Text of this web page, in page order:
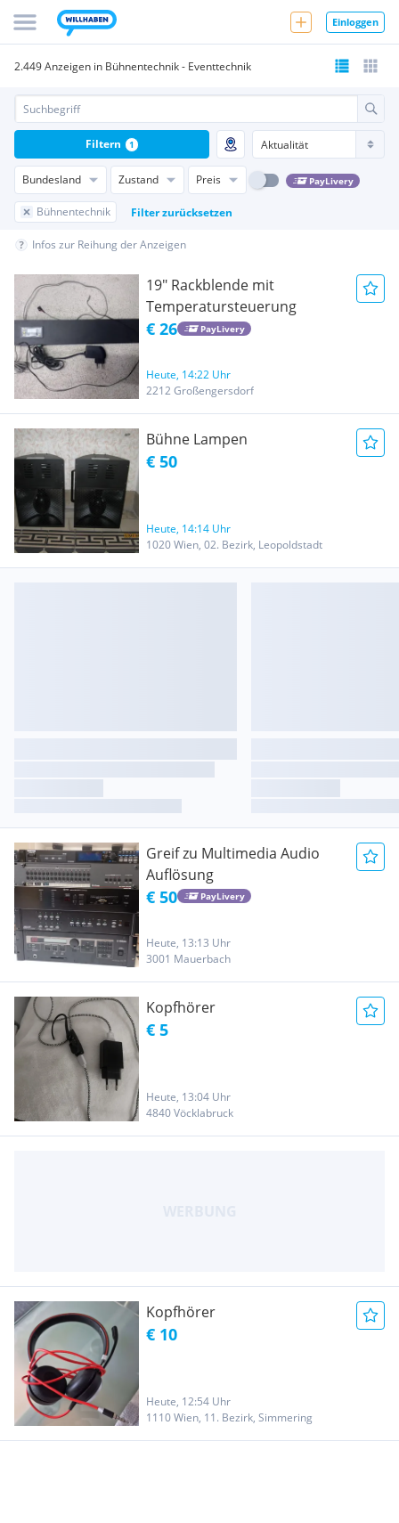
Einloggen
2.449 Anzeigen in Bühnentechnik - Eventtechnik
Bundesland Zustand Preis PayLivery
Bühnentechnik Filter zurücksetzen
Filtern 1
Infos zur Reihung der Anzeigen
19" Rackblende mit
Temperatursteuerung
€ 26 PayLivery
Heute, 14:22 Uhr
2212 Großengersdorf
Bühne Lampen
€ 50
Heute, 14:14 Uhr
1020 Wien, 02. Bezirk, Leopoldstadt
Greif zu Multimedia Audio
Auflösung
€ 50 PayLivery
Heute, 13:13 Uhr
3001 Mauerbach
Kopfhörer
€ 5
Heute, 13:04 Uhr
4840 Vöcklabruck
Kopfhörer
€ 10
Heute, 12:54 Uhr
1110 Wien, 11. Bezirk, Simmering